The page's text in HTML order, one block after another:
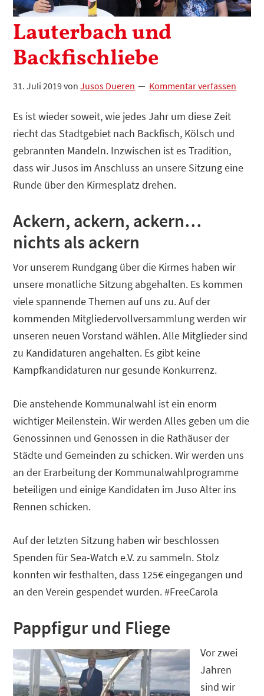
Lauterbach und
Backfischliebe
31. Juli 2019vonJusos Dueren Kommentar verfassen
Es ist wieder soweit, wie jedes Jahr um diese Zeit
riecht das Stadtgebiet nach Backfisch, Kölsch und
gebrannten Mandeln. Inzwischen ist es Tradition,
dass wir Jusos im Anschluss an unsere Sitzung eine
Runde über den Kirmesplatz drehen.
Ackern, ackern, ackern…
nichts als ackern
Vor unserem Rundgang über die Kirmes haben wir
unsere monatliche Sitzung abgehalten. Es kommen
viele spannende Themen auf uns zu. Auf der
kommenden Mitgliedervollversammlung werden wir
unseren neuen Vorstand wählen. Alle Mitglieder sind
zu Kandidaturen angehalten. Es gibt keine
Kampfkandidaturen nur gesunde Konkurrenz.
Die anstehende Kommunalwahl ist ein enorm
wichtiger Meilenstein. Wir werden Alles geben um die
Genossinnen und Genossen in die Rathäuser der
Städte und Gemeinden zu schicken. Wir werden uns
an der Erarbeitung der Kommunalwahlprogramme
beteiligen und einige Kandidaten im Juso Alter ins
Rennen schicken.
Auf der letzten Sitzung haben wir beschlossen
Spenden für Sea-Watch e.V. zu sammeln. Stolz
konnten wir festhalten, dass 125€ eingegangen und
an den Verein gespendet wurden. #FreeCarola
Pappfigur und Fliege
Vor zwei
Jahren
sind wir